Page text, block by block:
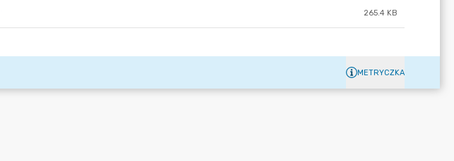
265.4 KB
METRYCZKA